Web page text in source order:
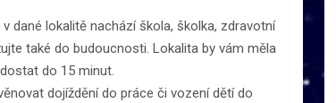
dané lokalitě nachází škola, školka, zdravotní
také do budoucnosti. Lokalita by vám měla
do 15 minut.
dojíždění do práce či vození dětí do